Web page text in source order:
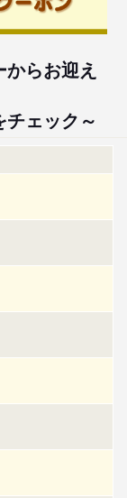
らお迎え
ェック～